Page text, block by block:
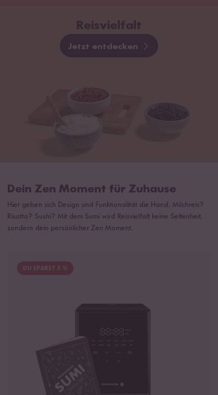
Reisvielfalt
Jetzt entdecken
Dein Zen Moment für Zuhause
Hier geben sich Design und Funktionalität die Hand. Milchreis?
Risotto? Sushi? Mit dem Sumi wird Reisvielfalt keine Seltenheit,
sondern dein persönlicher Zen Moment.
DU SPARST 5 %